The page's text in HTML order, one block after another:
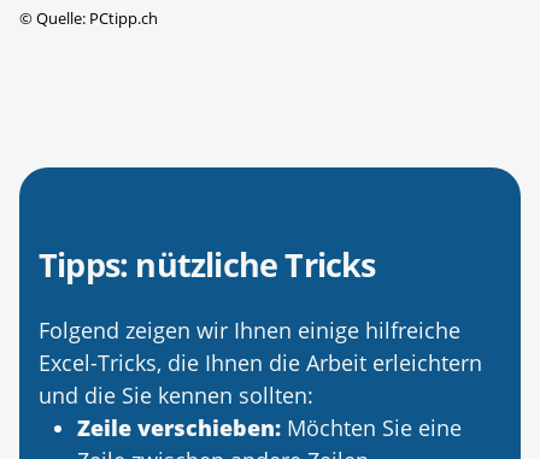
©Quelle: PCtipp.ch
Tipps: nützliche Tricks
Folgend zeigen wir Ihnen einige hilfreiche
Excel-Tricks, die Ihnen die Arbeit erleichtern
und die Sie kennen sollten:
Zeile verschieben: Möchten Sie eine